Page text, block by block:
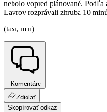
nebolo vopred plánované.
Lavrov rozprávali zhruba 10
(tasr, min)
Komentáre
Zdielať
Skopírovať odkaz